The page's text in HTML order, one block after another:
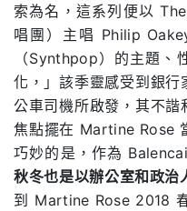
索為名，這系列便以
唱團）主唱 Philip
（Synthpop）的主題
化，」該季靈感受到銀行
公車司機所啟發，其不
焦點擺在 Martine Rose
巧妙的是，作為
秋冬也是以辦公室和政
到 Martine Rose 2018